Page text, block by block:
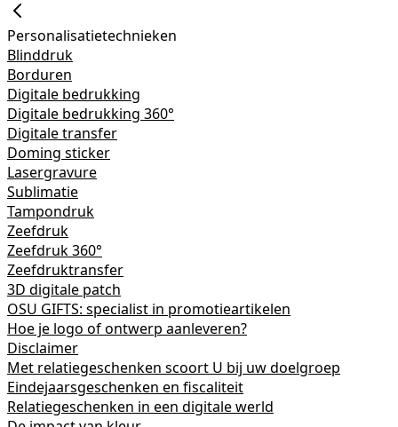
Personalisatietechnieken
Blinddruk
Borduren
Digitale bedrukking
Digitale bedrukking 360°
Digitale transfer
Doming sticker
Lasergravure
Sublimatie
Tampondruk
Zeefdruk
Zeefdruk 360°
Zeefdruktransfer
3D digitale patch
OSU GIFTS: specialist in promotieartikelen
Hoe je logo of ontwerp aanleveren?
Disclaimer
Met relatiegeschenken scoort U bij uw doelgroep
Eindejaarsgeschenken en fiscaliteit
Relatiegeschenken in een digitale werld